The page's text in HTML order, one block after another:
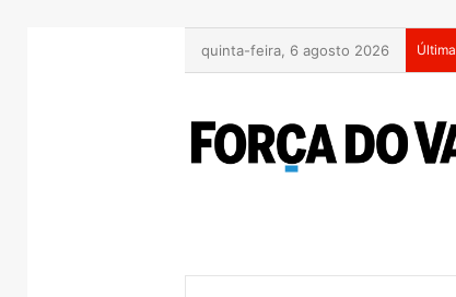
quinta-feira, 6 agosto 2026